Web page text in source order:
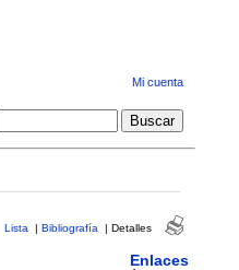
Mi cuenta
Lista | Bibliografía | Detalles
Enlaces